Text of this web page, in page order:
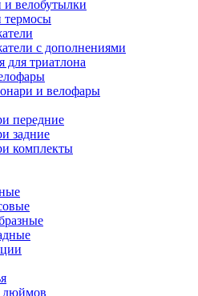
и велобутылки
термосы
с дополнениями
для триатлона
и велофары
передние
задние
комплекты
дюймов